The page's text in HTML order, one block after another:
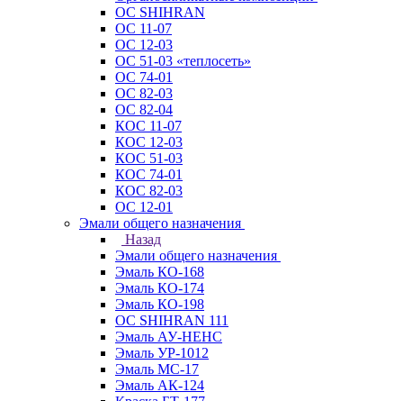
ОС SHIHRAN
ОС 11-07
ОС 12-03
ОС 51-03 «теплосеть»
ОС 74-01
ОС 82-03
ОС 82-04
КОС 11-07
КОС 12-03
КОС 51-03
КОС 74-01
КОС 82-03
ОС 12-01
Эмали общего назначения
Назад
Эмали общего назначения
Эмаль КО-168
Эмаль КО-174
Эмаль КО-198
ОС SHIHRAN 111
Эмаль АУ-НЕНС
Эмаль УР-1012
Эмаль МС-17
Эмаль АК-124